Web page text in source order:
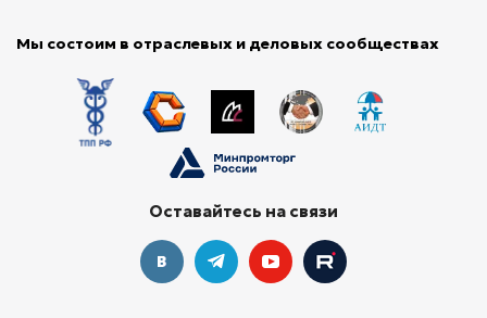
Мы состоим в отраслевых и деловых сообществах
Оставайтесь на связи